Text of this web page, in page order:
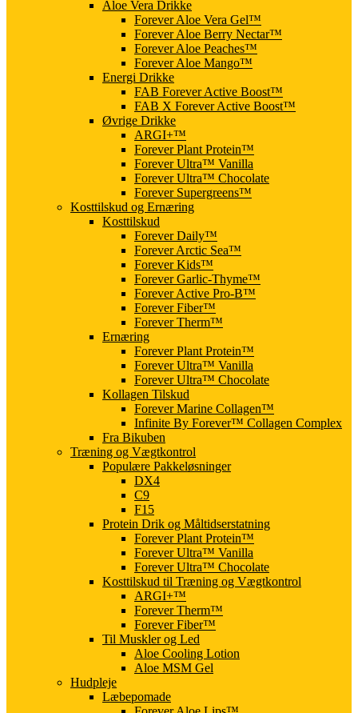
Aloe Vera Drikke
Forever Aloe Vera Gel™
Forever Aloe Berry Nectar™
Forever Aloe Peaches™
Forever Aloe Mango™
Energi Drikke
FAB Forever Active Boost™
FAB X Forever Active Boost™
Øvrige Drikke
ARGI+™
Forever Plant Protein™
Forever Ultra™ Vanilla
Forever Ultra™ Chocolate
Forever Supergreens™
Kosttilskud og Ernæring
Kosttilskud
Forever Daily™
Forever Arctic Sea™
Forever Kids™
Forever Garlic-Thyme™
Forever Active Pro-B™
Forever Fiber™
Forever Therm™
Ernæring
Forever Plant Protein™
Forever Ultra™ Vanilla
Forever Ultra™ Chocolate
Kollagen Tilskud
Forever Marine Collagen™
Infinite By Forever™ Collagen Complex
Fra Bikuben
Træning og Vægtkontrol
Populære Pakkeløsninger
DX4
C9
F15
Protein Drik og Måltidserstatning
Forever Plant Protein™
Forever Ultra™ Vanilla
Forever Ultra™ Chocolate
Kosttilskud til Træning og Vægtkontrol
ARGI+™
Forever Therm™
Forever Fiber™
Til Muskler og Led
Aloe Cooling Lotion
Aloe MSM Gel
Hudpleje
Læbepomade